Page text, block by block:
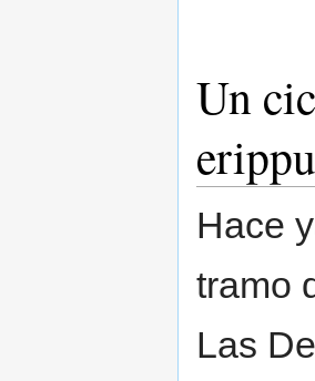
Un
Hace
tramo
Las